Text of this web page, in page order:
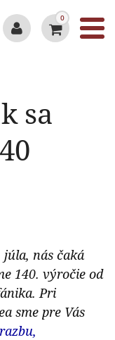
0
sa
nás čaká
140. výročie od
Pri
sme pre Vás